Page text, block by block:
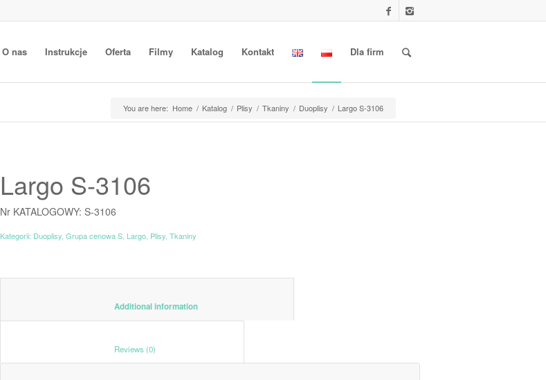
O nas Instrukcje Oferta Filmy Katalog Kontakt Dla firm
You are here: Home / Katalog / Plisy / Tkaniny / Duoplisy / Largo S-3106
Largo S-3106
Nr KATALOGOWY: S-3106
Kategorii: Duoplisy ,Grupa cenowa S Largo Plisy ,Tkaniny